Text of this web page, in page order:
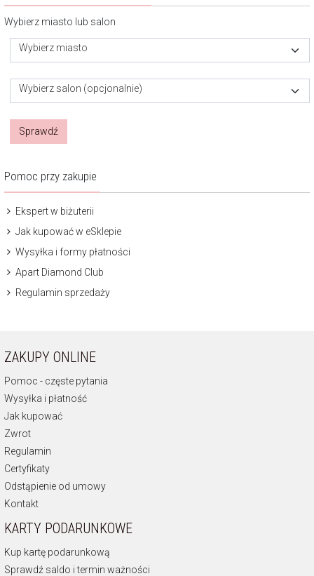
Wybierz miasto lub salon
Wybierz miasto
Wybierz salon (opcjonalnie)
Sprawdź
Pomoc przy zakupie
Ekspert w biżuterii
Jak kupować w eSklepie
Wysyłka i formy płatności
Apart Diamond Club
Regulamin sprzedaży
ZAKUPY ONLINE
Pomoc - częste pytania
Wysyłka i płatność
Jak kupować
Zwrot
Regulamin
Certyfikaty
Odstąpienie od umowy
Kontakt
KARTY PODARUNKOWE
Kup kartę podarunkową
Sprawdź saldo i termin ważności